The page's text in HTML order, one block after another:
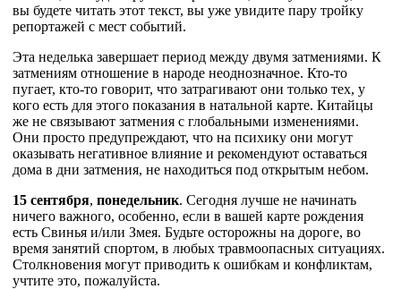
вы будете читать этот текст, вы уже увидите пару тройку
репортажей с мест событий.
Эта неделька завершает период между двумя затмениями. К
затмениям отношение в народе неоднозначное. Кто-то
пугает, кто-то говорит, что затрагивают они только тех, у
кого есть для этого показания в натальной карте. Китайцы
же не связывают затмения с глобальными изменениями.
Они просто предупреждают, что на психику они могут
оказывать негативное влияние и рекомендуют оставаться
дома в дни затмения, не находиться под открытым небом.
15 сентября, понедельник. Сегодня лучше не начинать
ничего важного, особенно, если в вашей карте рождения
есть Свинья и/или Змея. Будьте осторожны на дороге, во
время занятий спортом, в любых травмоопасных ситуациях.
Столкновения могут приводить к ошибкам и конфликтам,
учтите это, пожалуйста.